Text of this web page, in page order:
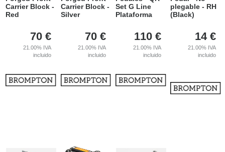
Carrier Block -
Red
70 €
21.00% IVA
incluido
Carrier Block -
Silver
70 €
21.00% IVA
incluido
Set G Line
Plataforma
110 €
21.00% IVA
incluido
plegable - RH
(Black)
14 €
21.00% IVA
incluido